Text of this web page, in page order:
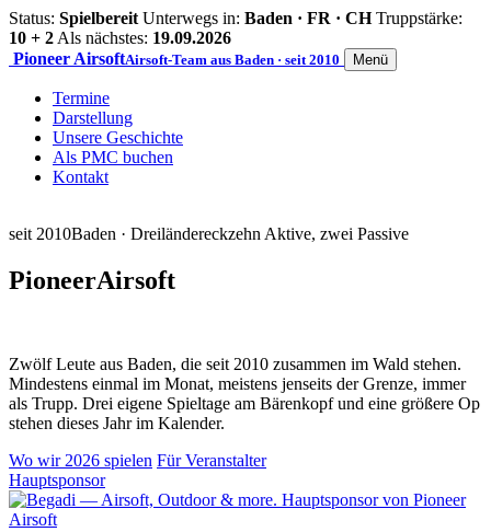
Status: Spielbereit Unterwegs in: Baden · FR · CH Truppstärke:
10 + 2 Als nächstes: 19.09.2026
Pioneer AirsoftAirsoft-Team aus Baden · seit 2010 Menü
Termine
Darstellung
Unsere Geschichte
Als PMC buchen
Kontakt
seit 2010Baden · Dreiländereckzehn Aktive, zwei Passive
PioneerAirsoft
Zwölf Leute aus Baden, die seit 2010 zusammen im Wald stehen.
Mindestens einmal im Monat, meistens jenseits der Grenze, immer
als Trupp. Drei eigene Spieltage am Bärenkopf und eine größere Op
stehen dieses Jahr im Kalender.
Wo wir 2026 spielen Für Veranstalter
Hauptsponsor